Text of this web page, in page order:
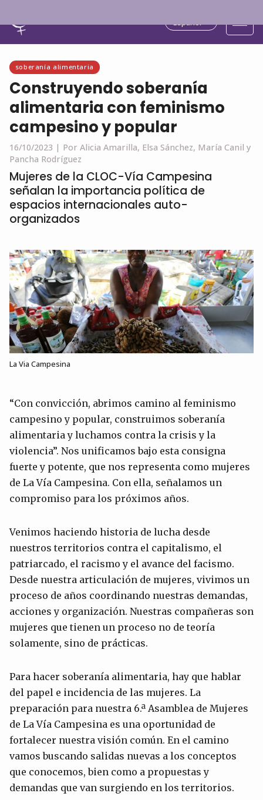
soberanía alimentaria
Construyendo soberanía
alimentaria con feminismo
campesino y popular
16/10/2023 | Por Alicia Amarilla, Elsa Sánchez, María Canil y
Pancha Rodríguez
Mujeres de la CLOC-Vía Campesina
señalan la importancia política de
espacios internacionales auto-
organizados
La Via Campesina
“Con convicción, abrimos camino al feminismo
campesino y popular, construimos soberanía
alimentaria y luchamos contra la crisis y la
violencia”. Nos unificamos bajo esta consigna
fuerte y potente, que nos representa como mujeres
de La Vía Campesina. Con ella, señalamos un
compromiso para los próximos años.
Venimos haciendo historia de lucha desde
nuestros territorios contra el capitalismo, el
patriarcado, el racismo y el avance del facismo.
Desde nuestra articulación de mujeres, vivimos un
proceso de años coordinando nuestras demandas,
acciones y organización. Nuestras compañeras son
mujeres que tienen un proceso no de teoría
solamente, sino de prácticas.
Para hacer soberanía alimentaria, hay que hablar
del papel e incidencia de las mujeres. La
preparación para nuestra 6.ª Asamblea de Mujeres
de La Vía Campesina es una oportunidad de
fortalecer nuestra visión común. En el camino
vamos buscando salidas nuevas a los conceptos
que conocemos, bien como a propuestas y
demandas que van surgiendo en los territorios.